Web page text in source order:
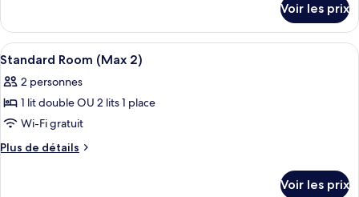
chambre :
Superior
One
Bedroom
(Max
5)
le
type
de
Superior
One
(Max
5)
Voir les prix
Afficher
toutes
les
photos
pour
ce
Rideaux occultants, chambres
4
Standard Room (Max 2)
2 personnes
1 lit double OU 2 lits 1 place
Wi-Fi gratuit
Plus de détails
Plus
Voir les prix